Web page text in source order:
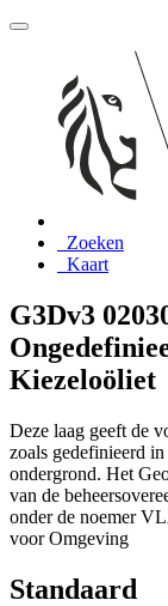
Zoeken
Kaart
G3Dv3
Kiezeloöliet
Deze laag geeft de
zoals gedefinieerd
ondergrond. Het
van de
onder de noemer
voor Omgeving
Standaard